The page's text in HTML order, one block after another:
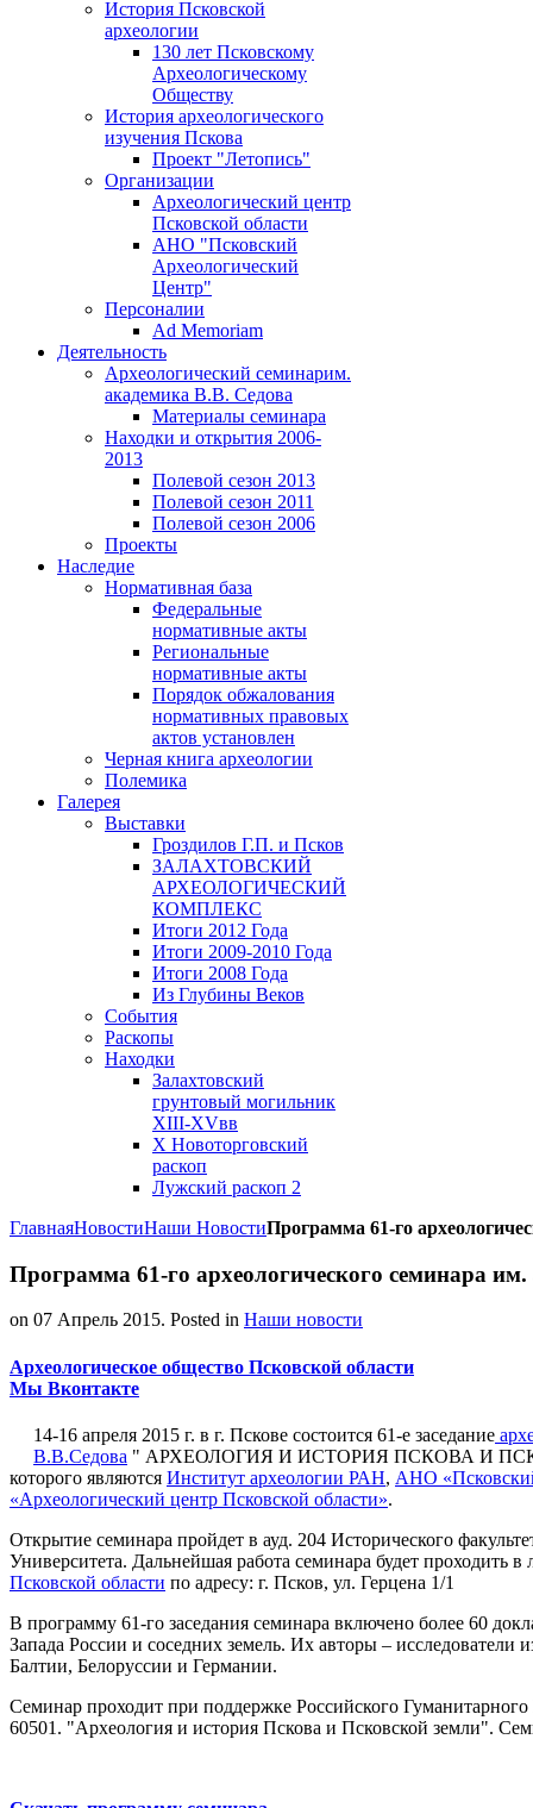
История Псковской
археологии
130 лет Псковскому
Археологическому
Обществу
История археологического
изучения Пскова
Проект "Летопись"
Организации
Археологический центр
Псковской области
АНО "Псковский
Археологический
Центр"
Персоналии
Ad Memoriam
Деятельность
Археологический семинарим.
академика В.В. Седова
Материалы семинара
Находки и открытия 2006-
2013
Полевой сезон 2013
Полевой сезон 2011
Полевой сезон 2006
Проекты
Наследие
Нормативная база
Федеральные
нормативные акты
Региональные
нормативные акты
Порядок обжалования
нормативных правовых
актов установлен
Черная книга археологии
Полемика
Галерея
Выставки
Гроздилов Г.П. и Псков
ЗАЛАХТОВСКИЙ
АРХЕОЛОГИЧЕСКИЙ
КОМПЛЕКС
Итоги 2012 Года
Итоги 2009-2010 Года
Итоги 2008 Года
Из Глубины Веков
События
Раскопы
Находки
Залахтовский
грунтовый могильник
XIII-XVвв
X Новоторговский
раскоп
Лужский раскоп 2
ГлавнаяНовостиНаши НовостиПрограмма 61-го
Программа 61-го археологического семинара
on 07 Апрель 2015. Posted in Наши новости
Археологическое общество Псковской области
Мы Вконтакте
14-16 апреля 2015 г. в г. Пскове состоится 61-е заседание
В.В.Седова " АРХЕОЛОГИЯ И ИСТОРИЯ ПСКОВА И
которого являются Институт археологии РАН, АНО
«Археологический центр Псковской области».
Открытие семинара пройдет в ауд. 204 Исторического
Университета. Дальнейшая работа семинара будет проходить в
Псковской области по адресу: г. Псков, ул. Герцена 1/1
В программу 61-го заседания семинара включено более 60
Запада России и соседних земель. Их авторы – исследователи
Балтии, Белоруссии и Германии.
Семинар проходит при поддержке Российского
60501. "Археология и история Пскова и Псковской земли".